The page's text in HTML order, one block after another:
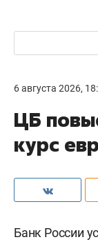
6 августа 2026,
ЦБ
курс
Банк России